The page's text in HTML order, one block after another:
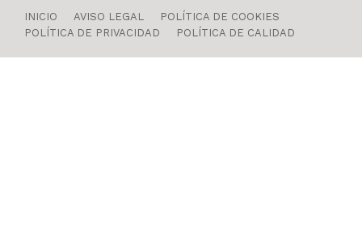
INICIO
AVISO LEGAL
POLÍTICA DE COOKIES
POLÍTICA DE PRIVACIDAD
POLÍTICA DE CALIDAD